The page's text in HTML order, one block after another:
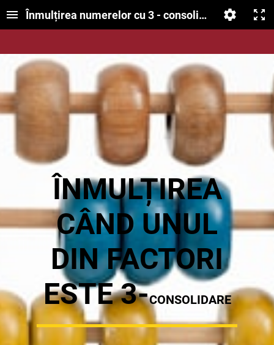
Înmulțirea numerelor cu 3 - consolidare
ÎNMULȚIREA
CÂND UNUL
DIN FACTORI
ESTE 3-CONSOLIDARE